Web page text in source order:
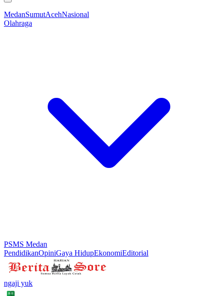
MedanSumutAcehNasional
Olahraga
PSMS Medan
PendidikanOpiniGaya HidupEkonomiEditorial
ngaji yuk